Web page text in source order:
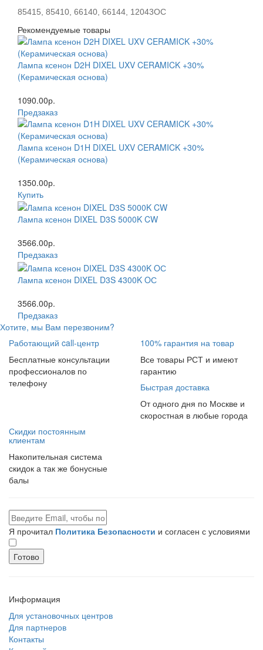
85415, 85410, 66140, 66144, 12043OC
Рекомендуемые товары
Лампа ксенон D2H DIXEL UXV CERAMICK +30%
(Керамическая основа)
1090.00р.
Предзаказ
Лампа ксенон D1H DIXEL UXV CERAMICK +30%
(Керамическая основа)
1350.00р.
Купить
Лампа ксенон DIXEL D3S 5000K CW
3566.00р.
Предзаказ
Лампа ксенон DIXEL D3S 4300K OС
3566.00р.
Предзаказ
Хотите, мы Вам перезвоним?
Работающий call-центр
Бесплатные консультации
профессионалов по
телефону
100% гарантия на товар
Все товары РСТ и имеют
гарантию
Быстрая доставка
От одного дня по Москве и
скоростная в любые города
Скидки постоянным
клиентам
Накопительная система
скидок а так же бонусные
балы
Я прочитал Политика Безопасности и согласен с условиями
Готово
Информация
Для установочных центров
Для партнеров
Контакты